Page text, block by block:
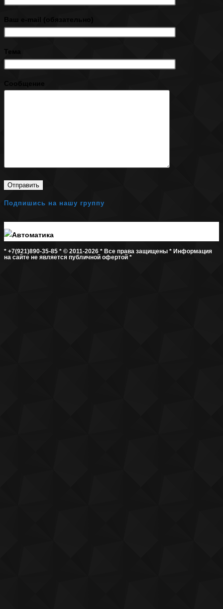
Ваш e-mail (обязательно)
Тема
Подпишись на нашу группу
* +7(921)890-35-85 * © 2011-2026 * Все права защищены * Информация
на сайте не является публичной офертой *